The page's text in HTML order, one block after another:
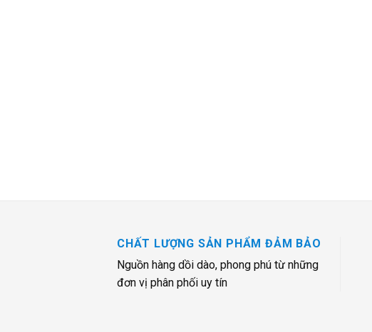
CHẤT LƯỢNG SẢN PHẨM ĐẢM BẢO
Nguồn hàng dồi dào, phong phú từ những
đơn vị phân phối uy tín